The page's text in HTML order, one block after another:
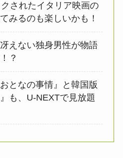
されたイタリア映画の
みるのも楽しいかも！
えない独身男性が物語
？
となの事情』と韓国版
も、U-NEXTで見放題